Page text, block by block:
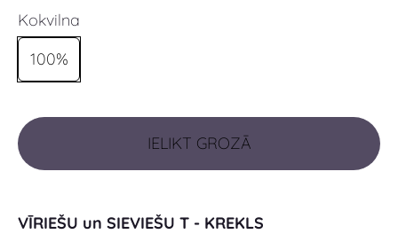
Kokvilna
100%
IELIKT GROZĀ
VĪRIEŠU un SIEVIEŠU T - KREKLS